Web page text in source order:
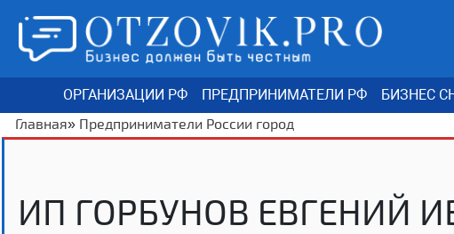
ОРГАНИЗАЦИИ РФ ПРЕДПРИНИМАТЕЛИ РФ БИЗНЕС
Главная» Предприниматели России город
ИП ГОРБУНОВ ЕВГЕНИЙ